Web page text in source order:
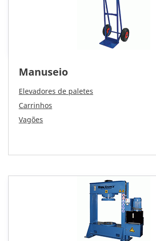
Manuseio
Elevadores de paletes
Carrinhos
Vagões